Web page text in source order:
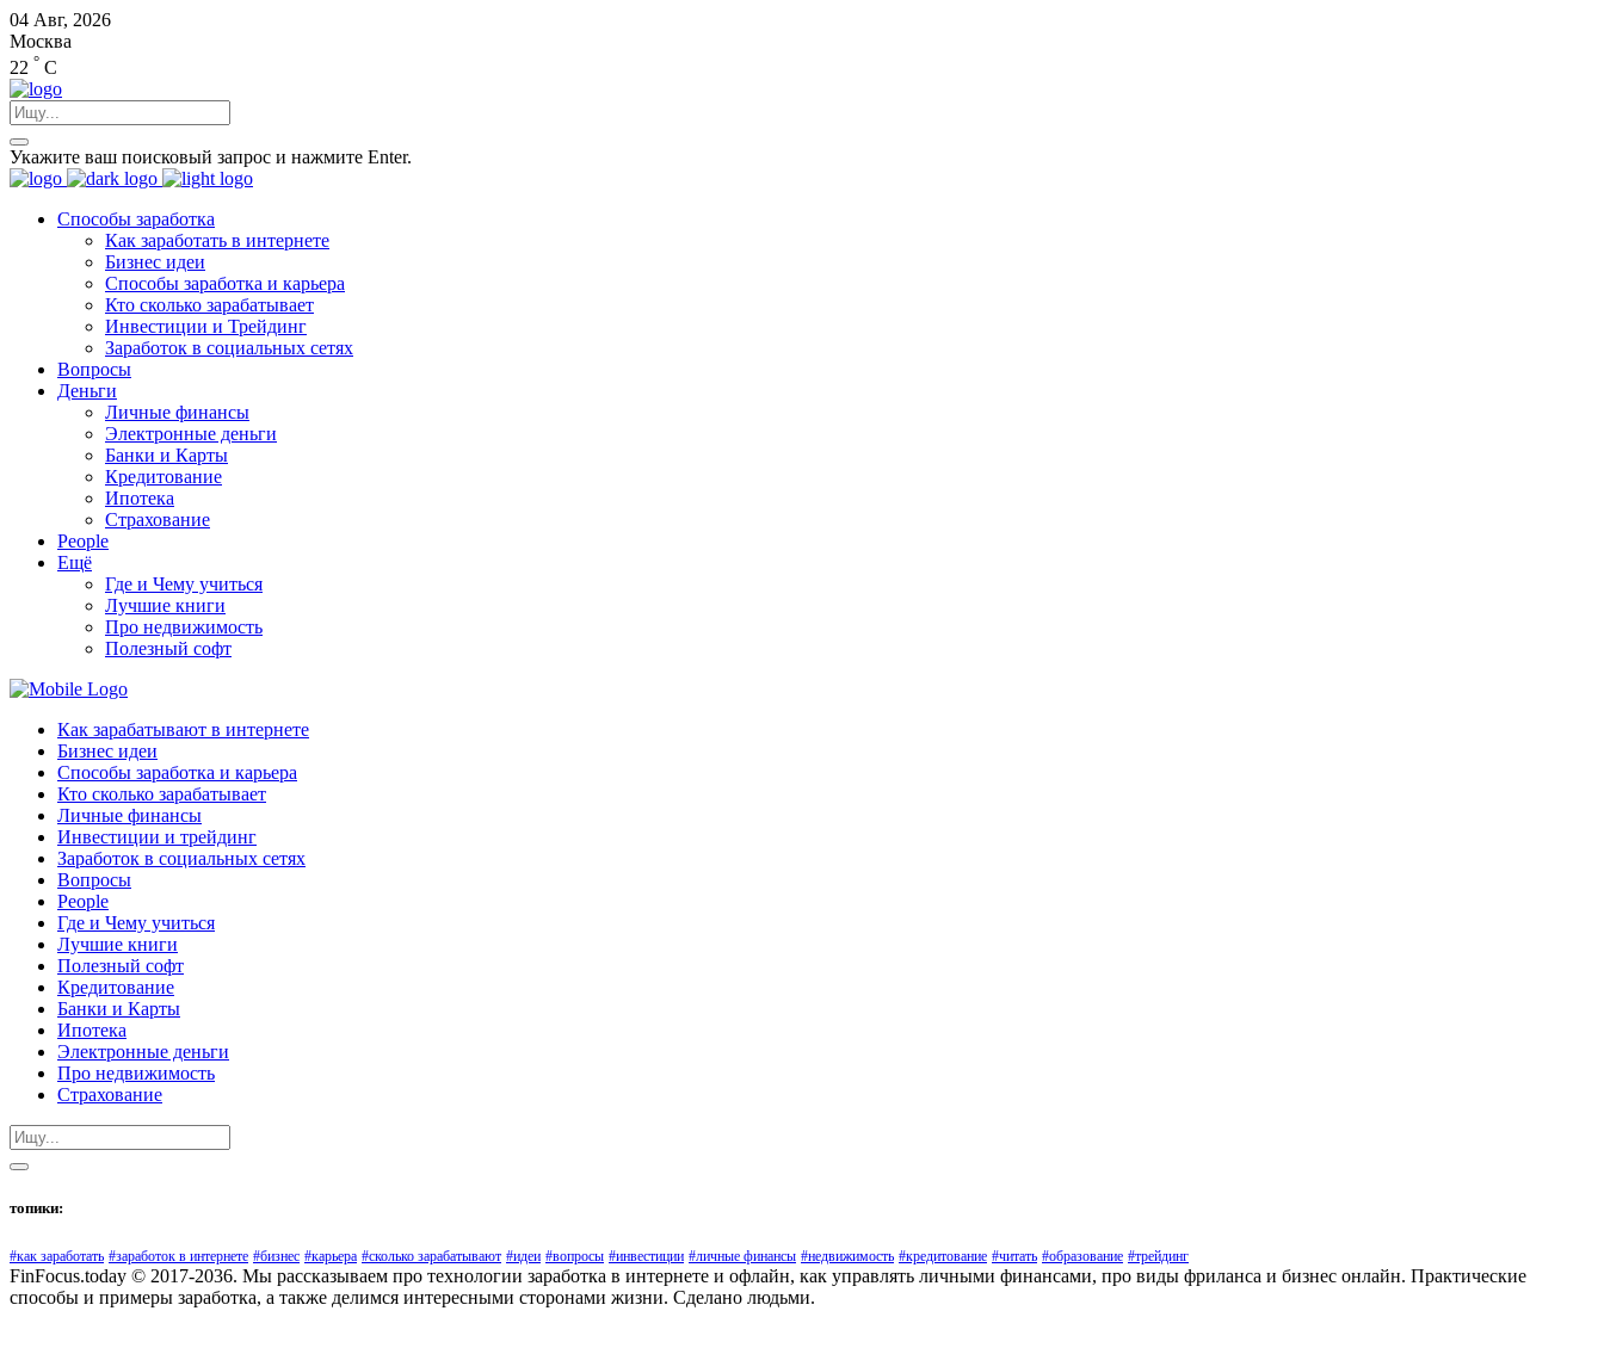
04 Авг, 2026
Москва
22 ° C
Укажите ваш поисковый запрос и нажмите Enter.
Способы заработка
Как заработать в интернете
Бизнес идеи
Способы заработка и карьера
Кто сколько зарабатывает
Инвестиции и Трейдинг
Заработок в социальных сетях
Вопросы
Деньги
Личные финансы
Электронные деньги
Банки и Карты
Кредитование
Ипотека
Страхование
People
Ещё
Где и Чему учиться
Лучшие книги
Про недвижимость
Полезный софт
Как зарабатывают в интернете
Бизнес идеи
Способы заработка и карьера
Кто сколько зарабатывает
Личные финансы
Инвестиции и трейдинг
Заработок в социальных сетях
Вопросы
People
Где и Чему учиться
Лучшие книги
Полезный софт
Кредитование
Банки и Карты
Ипотека
Электронные деньги
Про недвижимость
Страхование
топики:
#как заработать #заработок в интернете #бизнес #карьера #сколько зарабатывают #идеи #вопросы #инвестиции #личные финансы #недвижимость #кредитование #читать #образование #трейдинг
FinFocus.today © 2017-2036. Мы рассказываем про технологии заработка в интернете и офлайн, как управлять личными финансами, про виды фриланса и бизнес онлайн. Практические
способы и примеры заработка, а также делимся интересными сторонами жизни. Сделано людьми.